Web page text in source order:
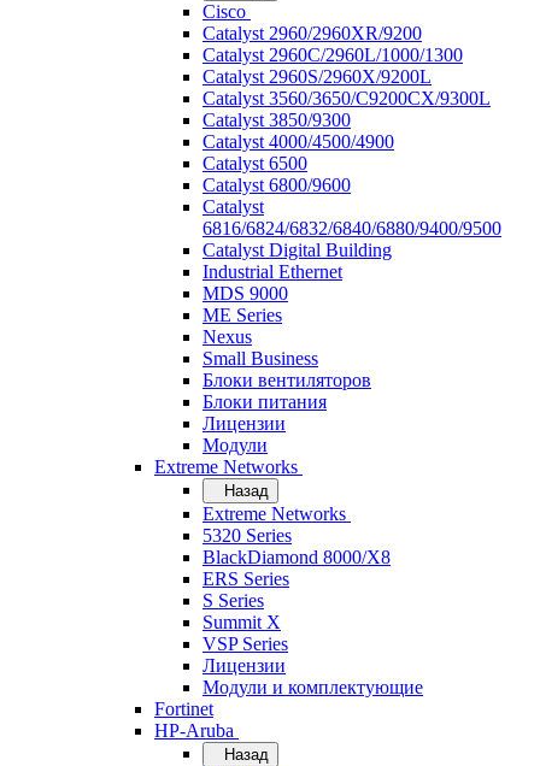
Cisco
Catalyst 2960/2960XR/9200
Catalyst 2960C/2960L/1000/1300
Catalyst 2960S/2960X/9200L
Catalyst 3560/3650/C9200CX/9300L
Catalyst 3850/9300
Catalyst 4000/4500/4900
Catalyst 6500
Catalyst 6800/9600
Catalyst
6816/6824/6832/6840/6880/9400/9500
Catalyst Digital Building
Industrial Ethernet
MDS 9000
ME Series
Nexus
Small Business
Блоки вентиляторов
Блоки питания
Лицензии
Модули
Extreme Networks
Назад
Extreme Networks
5320 Series
BlackDiamond 8000/X8
ERS Series
S Series
Summit X
VSP Series
Лицензии
Модули и комплектующие
Fortinet
HP-Aruba
Назад